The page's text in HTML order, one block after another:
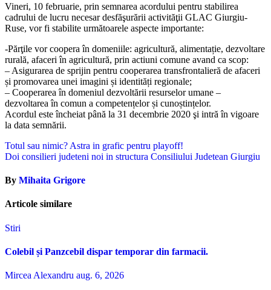
Vineri, 10 februarie, prin semnarea acordului pentru stabilirea
cadrului de lucru necesar desfăşurării activităţii GLAC Giurgiu-
Ruse, vor fi stabilite următoarele aspecte importante:
-Părţile vor coopera în domeniile: agricultură, alimentație, dezvoltare
rurală, afaceri în agricultură, prin actiuni comune avand ca scop:
– Asigurarea de sprijin pentru cooperarea transfrontalieră de afaceri
și promovarea unei imagini și identități regionale;
– Cooperarea în domeniul dezvoltării resurselor umane –
dezvoltarea în comun a competențelor și cunoștințelor.
Acordul este încheiat până la 31 decembrie 2020 şi intră în vigoare
la data semnării.
Navigare
în
articole
Totul sau nimic? Astra in grafic pentru playoff!
Doi consilieri judeteni noi in structura Consiliului Judetean Giurgiu
By Mihaita Grigore
Articole similare
Stiri
Colebil și Panzcebil dispar temporar din farmacii.
Mircea Alexandru aug. 6, 2026